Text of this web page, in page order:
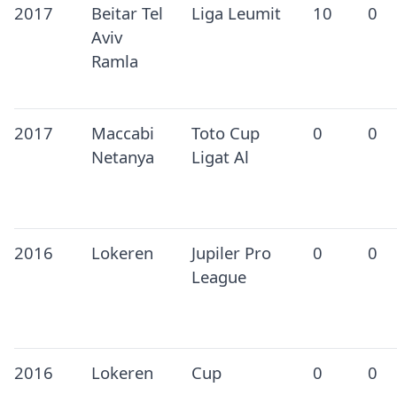
2017
Beitar Tel
Aviv
Ramla
Liga Leumit 10 0
2017
Maccabi
Netanya
Toto Cup
Ligat Al
0 0
2016 Lokeren
Jupiler Pro
League
0 0
2016 Lokeren Cup 0 0